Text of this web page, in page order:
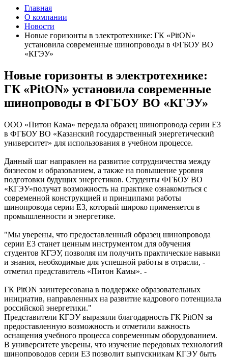
Главная
О компании
Новости
Новые горизонты в электротехнике: ГК «PitON»
установила современные шинопроводы в ФГБОУ ВО
«КГЭУ»
Новые горизонты в электротехнике:
ГК «PitON» установила современные
шинопроводы в ФГБОУ ВО «КГЭУ»
ООО «Питон Кама» передала образец шинопровода серии Е3
в ФГБОУ ВО «Казанский государственный энергетический
университет» для использования в учебном процессе.
Данный шаг направлен на развитие сотрудничества между
бизнесом и образованием, а также на повышение уровня
подготовки будущих энергетиков. Студенты ФГБОУ ВО
«КГЭУ»получат возможность на практике ознакомиться с
современной конструкцией и принципами работы
шинопровода серии Е3, который широко применяется в
промышленности и энергетике.
"Мы уверены, что предоставленный образец шинопровода
серии Е3 станет ценным инструментом для обучения
студентов КГЭУ, позволяя им получить практические навыки
и знания, необходимые для успешной работы в отрасли, -
отметил представитель «Питон Камы». -
ГК PitON заинтересована в поддержке образовательных
инициатив, направленных на развитие кадрового потенциала
российской энергетики."
Представители КГЭУ выразили благодарность ГК PitON за
предоставленную возможность и отметили важность
оснащения учебного процесса современным оборудованием.
В университете уверены, что изучение передовых технологий
шинопроводов серии Е3 позволит выпускникам КГЭУ быть